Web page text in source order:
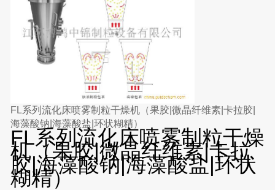
FL系列流化床喷雾制粒干燥机（果胶|微晶纤维素|卡拉胶|
海藻酸钠|海藻酸盐|环状糊精）
FL系列流化床喷雾制粒干燥
机（果胶|微晶纤维素|卡拉
胶|海藻酸钠|海藻酸盐|环状
糊精）